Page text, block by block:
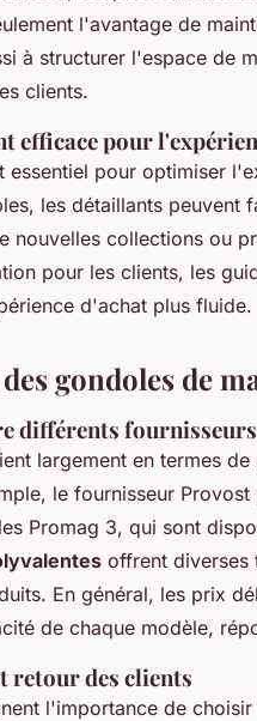
l'avantage de
à structurer l'espace de
clients.
efficace pour
essentiel pour optimiser
les détaillants peuvent
nouvelles collections ou
pour les clients, les
d'achat plus fluide.
gondoles de
différents fournisseurs
largement en termes
le fournisseur
Promag 3, qui sont
offrent diverses
En général, les prix
de chaque modèle,
retour des clients
l'importance de